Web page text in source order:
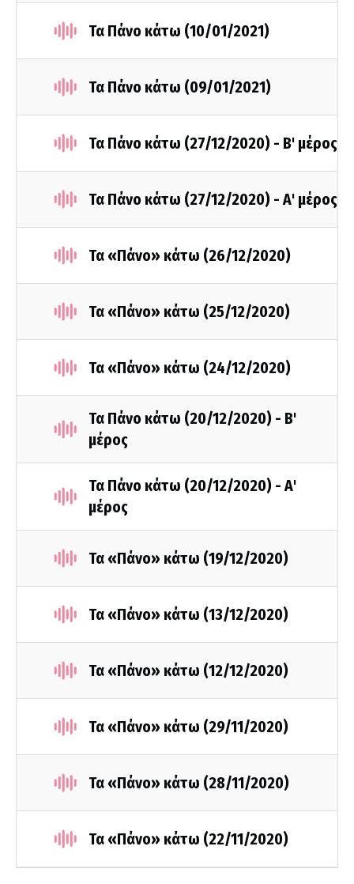
Τα Πάνο κάτω (10/01/2021)
Τα Πάνο κάτω (09/01/2021)
Τα Πάνο κάτω (27/12/2020) - Β' μέρος
Τα Πάνο κάτω (27/12/2020) - Α' μέρος
Τα «Πάνο» κάτω (26/12/2020)
Τα «Πάνο» κάτω (25/12/2020)
Τα «Πάνο» κάτω (24/12/2020)
Τα Πάνο κάτω (20/12/2020) - Β'
μέρος
Τα Πάνο κάτω (20/12/2020) - Α'
μέρος
Τα «Πάνο» κάτω (19/12/2020)
Τα «Πάνο» κάτω (13/12/2020)
Τα «Πάνο» κάτω (12/12/2020)
Τα «Πάνο» κάτω (29/11/2020)
Τα «Πάνο» κάτω (28/11/2020)
Τα «Πάνο» κάτω (22/11/2020)